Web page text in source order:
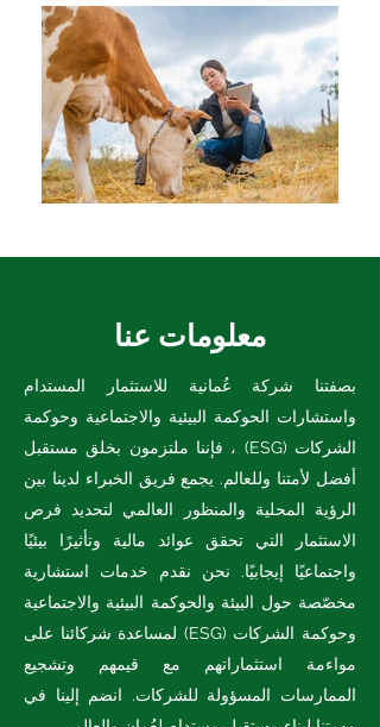
معلومات عنا
بصفتنا شركة عُمانية للاستثمار المستدام
واستشارات الحوكمة البيئية والاجتماعية وحوكمة
الشركات (ESG) ، فإننا ملتزمون بخلق مستقبل
أفضل لأمتنا وللعالم. يجمع فريق الخبراء لدينا بين
الرؤية المحلية والمنظور العالمي لتحديد فرص
الاستثمار التي تحقق عوائد مالية وتأثيرًا بيئيًا
واجتماعيًا إيجابيًا. نحن نقدم خدمات استشارية
مخصّصة حول البيئة والحوكمة البيئية والاجتماعية
وحوكمة الشركات (ESG) لمساعدة شركائنا على
مواءمة استثماراتهم مع قيمهم وتشجيع
الممارسات المسؤولة للشركات. انضم إلينا في